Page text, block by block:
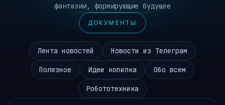
фантазии, формирующие будущее
ДОКУМЕНТЫ
Лента новостей Новости из Телеграм
Полезное Идеи копилка Обо всем
Робототехника